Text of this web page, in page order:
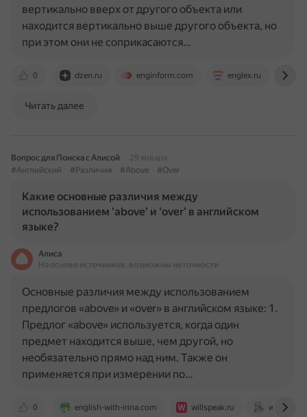
0 dzen.ru enginform.com englex.ru
вертикально вверх от другого объекта или
находится вертикально выше другого объекта, но
при этом они не соприкасаются…
Читать далее
Вопрос для Поиска с Алисой
29 января
#Английский
#Различия #Above #Over
Какие основные различия между
использованием 'above' и 'over' в английском
языке?
Алиса
На основе источников, возможны неточности
0 english-with-irina.com willspeak.ru
Основные различия между использованием
предлогов «above» и «over» в английском языке: 1.
Предлог «above» используется, когда один
предмет находится выше, чем другой, но
необязательно прямо над ним. Также он
применяется при измерении по…